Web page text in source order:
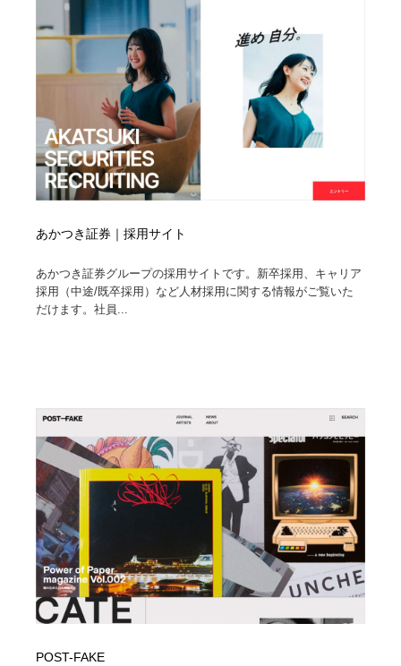
あかつき証券｜採用サイト
あかつき証券グループの採用サイトです。新卒採用、キャリア
採用（中途/既卒採用）など人材採用に関する情報がご覧いた
だけます。社員...
POST-FAKE